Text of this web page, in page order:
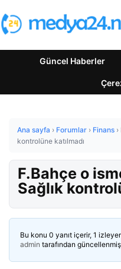
Güncel Haberler
Ana sayfa › Forumlar › Finans ›
kontrolüne katılmadı
F.Bahçe o
Sağlık
Bu konu 0 yanıt içerir, 1
admin tarafından